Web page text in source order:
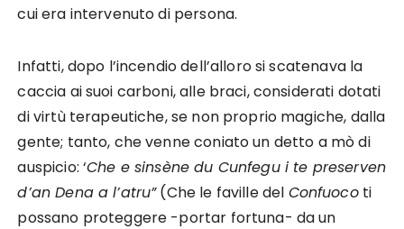
cui era intervenuto di persona.
Infatti, dopo l’incendio dell’alloro si scatenava la
caccia ai suoi carboni, alle braci, considerati dotati
di virtù terapeutiche, se non proprio magiche, dalla
gente; tanto, che venne coniato un detto a mò di
auspicio: ‘Che e sinsène du Cun­fegu i te preserven
d’an Dena a l’atru”(Che le faville del Confuocoti
possano proteggere -portar fortuna- da un